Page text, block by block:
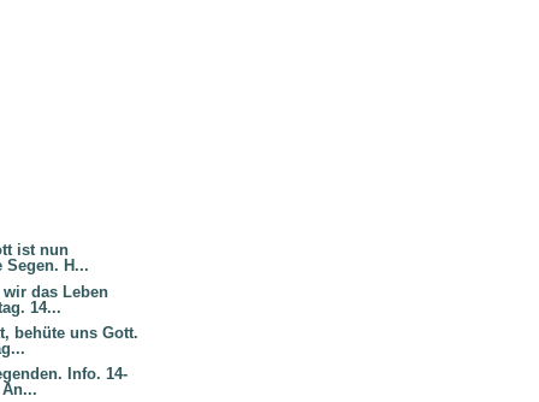
ist nun
Segen. H...
das Leben
14...
behüte uns Gott.
Info. 14-
An...